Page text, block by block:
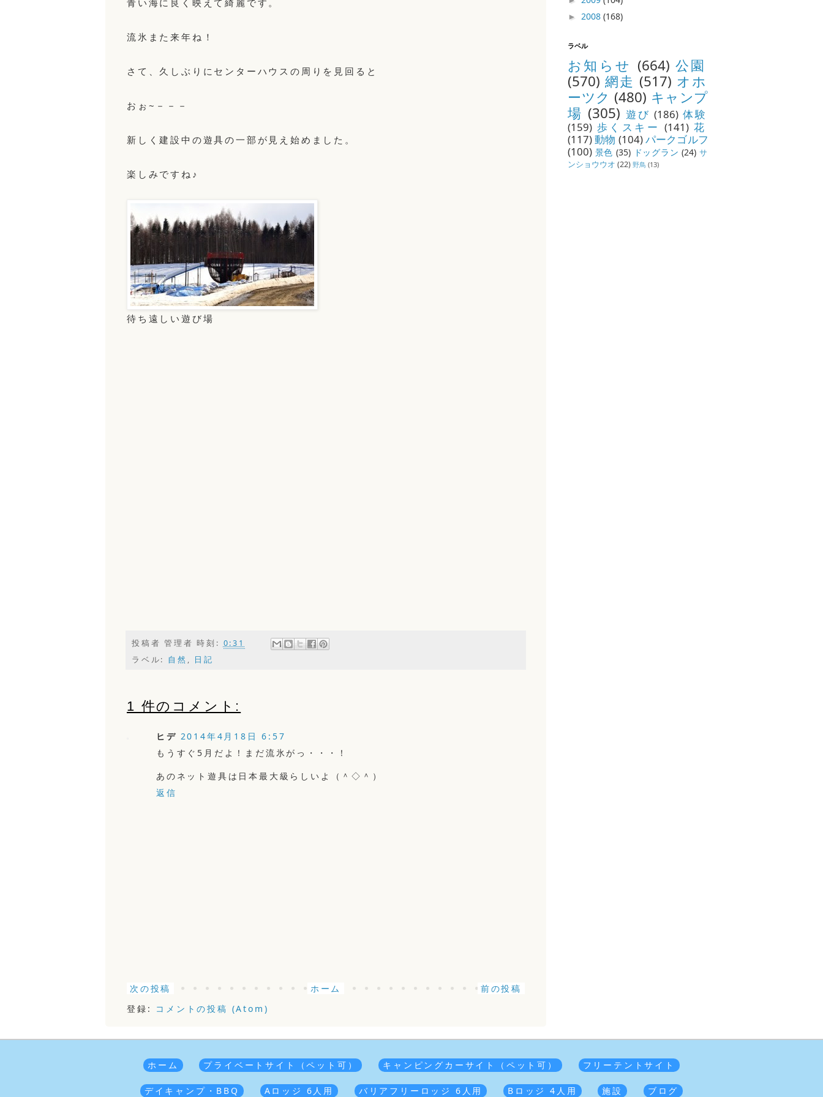
青い海に良く映えて綺麗です。
流氷また来年ね！
さて、久しぶりにセンターハウスの周りを見回ると
おぉ~－－－
新しく建設中の遊具の一部が見え始めました。
楽しみですね♪
待ち遠しい遊び場
投稿者管理者 時刻: 0:31
ラベル: 自然 , 日記
1 件のコメント:
ヒデ 2014年4月18日 6:57
もうすぐ5月だよ！まだ流氷がっ・・・！
あのネット遊具は日本最大級らしいよ（＾◇＾）
返信
次の投稿 前の投稿
ホーム
登録: コメントの投稿 (Atom)
► 2008 (168)
ラベル
お知らせ (664) 公園
(570) 網走 (517) オホ
ーツク (480) キャンプ
場 (305) 遊び (186) 体験
(159) 歩くスキー (141) 花
(117)動物 (104)パークゴルフ
(100) 景色 (35) ドッグラン (24) サ
ンショウウオ (22) 野鳥 (13)
ホーム プライベートサイト（ペット可） キャンピングカーサイト（ペット可） フリーテントサイト
デイキャンプ・BBQ Aロッジ 6人用 バリアフリーロッジ 6人用 Bロッジ 4人用 施設 ブログ